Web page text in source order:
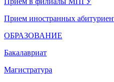
Прием иностранных
ОБРАЗОВАНИЕ
Бакалавриат
Магистратура